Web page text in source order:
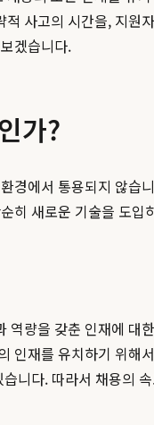
사고의 시간을, 지
겠습니다.
가?
경에서 통용되지 않
히 새로운 기술을 도
역량을 갖춘 인재에
인재를 유치하기 위
니다. 따라서 채용의